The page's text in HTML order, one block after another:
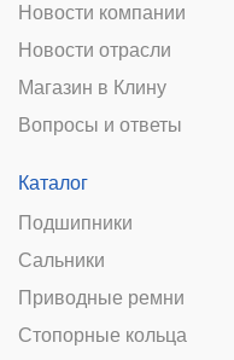
Новости компании
Новости отрасли
Магазин в Клину
Вопросы и ответы
Каталог
Подшипники
Сальники
Приводные ремни
Стопорные кольца